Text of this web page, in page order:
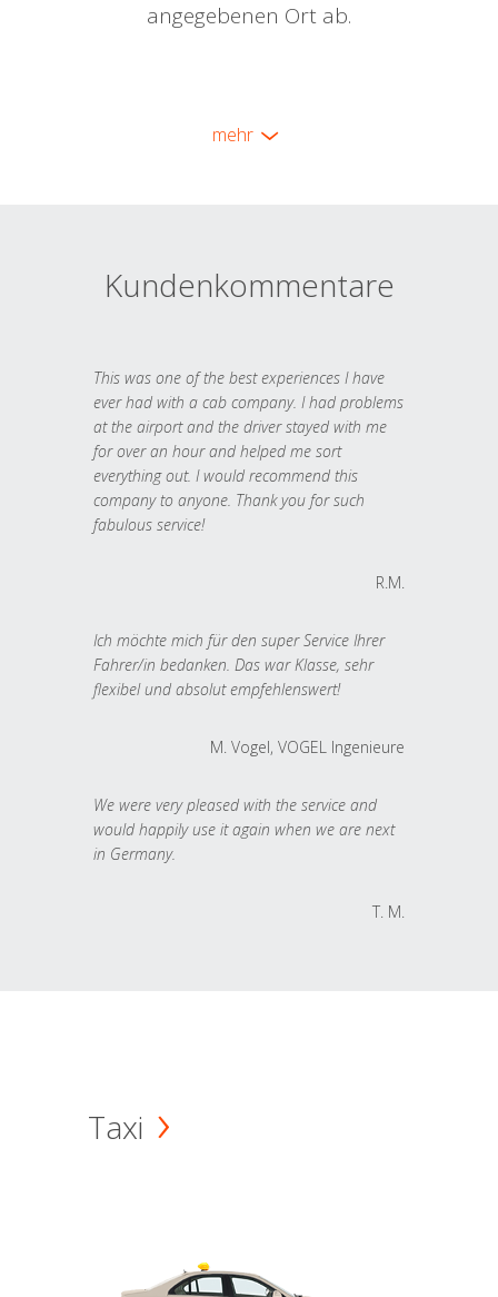
angegebenen Ort ab.
mehr
Kundenkommentare
This was one of the best experiences I have
ever had with a cab company. I had problems
at the airport and the driver stayed with me
for over an hour and helped me sort
everything out. I would recommend this
company to anyone. Thank you for such
fabulous service!
R.M.
Ich möchte mich für den super Service Ihrer
Fahrer/in bedanken. Das war Klasse, sehr
flexibel und absolut empfehlenswert!
M. Vogel, VOGEL Ingenieure
We were very pleased with the service and
would happily use it again when we are next
in Germany.
T. M.
Taxi